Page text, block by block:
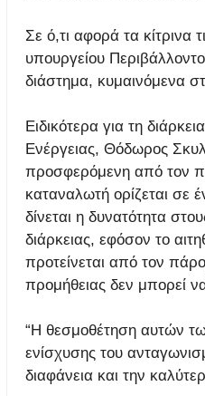
Σε ό,τι αφορά τα
υπουργείου
διάστημα, κυμαινόμενα
Ειδικότερα για τη
Ενέργειας, Θόδωρος
προσφερόμενη από τον
καταναλωτή ορίζεται σε
δίνεται η δυνατότητα
διάρκειας, εφόσον το
προτείνεται από τον
προμήθειας δεν μπορεί
“Η θεσμοθέτηση αυτών
ενίσχυσης του
διαφάνεια και την